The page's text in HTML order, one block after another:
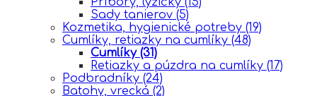
Sady tanierov (5)
Kozmetika, hygienické potreby (19)
Cumlíky, retiazky na cumlíky (48)
Cumlíky (31)
Retiazky a púzdra na cumlíky (17)
Podbradníky (24)
Batohy, vrecká (2)